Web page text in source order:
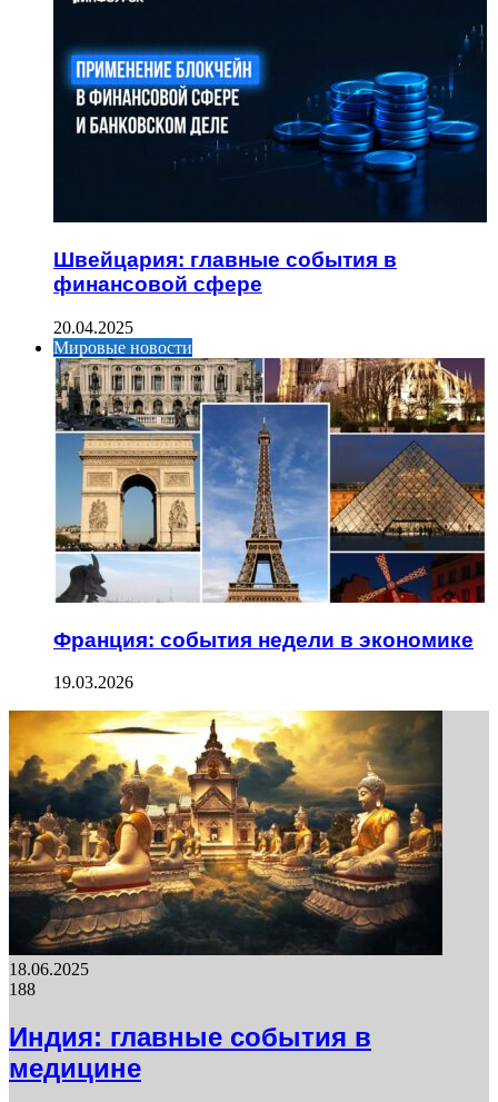
Швейцария: главные события в
финансовой сфере
20.04.2025
Мировые новости
Франция: события недели в экономике
19.03.2026
18.06.2025
188
Индия: главные события в
медицине